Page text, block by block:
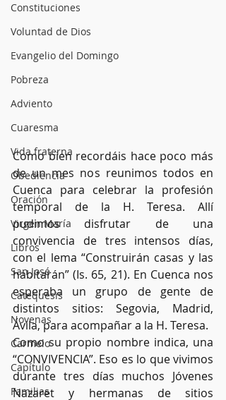
Constituciones
Voluntad de Dios
Evangelio del Domingo
Pobreza
Adviento
Cuaresma
Vida fraterna
Obediencia
Oración
Virgen María
Libros
San José
Catequesis
Novenas
Carmelo
Capítulo
Familias
Como bien recordáis hace poco más
de un mes nos reunimos todos en
Cuenca para celebrar la profesión
temporal de la H. Teresa. Allí
pudimos disfrutar de una
convivencia de tres intensos días,
con el lema “Construirán casas y las
habitarán” (Is. 65, 21). En Cuenca nos
esperaba un grupo de gente de
distintos sitios: Segovia, Madrid,
Ávila, para acompañar a la H. Teresa.
Como su propio nombre indica, una
“CONVIVENCIA”. Eso es lo que vivimos
durante tres días muchos Jóvenes
Nazaret y hermanas de sitios